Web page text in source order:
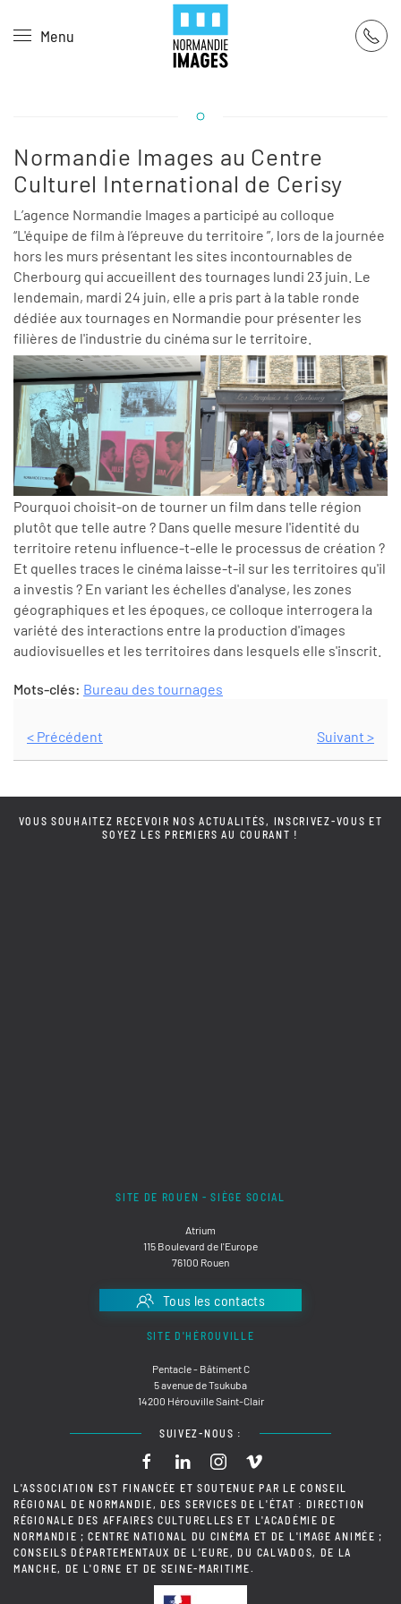
Skip to main content
Menu
Normandie Images au Centre
Culturel International de Cerisy
L’agence Normandie Images a participé au colloque
“L'équipe de film à l’épreuve du territoire ”, lors de la journée
hors les murs présentant les sites incontournables de
Cherbourg qui accueillent des tournages lundi 23 juin. Le
lendemain, mardi 24 juin, elle a pris part à la table ronde
dédiée aux tournages en Normandie pour présenter les
filières de l'industrie du cinéma sur le territoire.
Pourquoi choisit-on de tourner un film dans telle région
plutôt que telle autre ? Dans quelle mesure l'identité du
territoire retenu influence-t-elle le processus de création ?
Et quelles traces le cinéma laisse-t-il sur les territoires qu'il
a investis ? En variant les échelles d'analyse, les zones
géographiques et les époques, ce colloque interrogera la
variété des interactions entre la production d'images
audiovisuelles et les territoires dans lesquels elle s'inscrit.
Mots-clés: Bureau des tournages
< Précédent Suivant >
VOUS SOUHAITEZ RECEVOIR NOS ACTUALITÉS, INSCRIVEZ-VOUS ET
SOYEZ LES PREMIERS AU COURANT !
SITE DE ROUEN - SIÈGE SOCIAL
Atrium
115 Boulevard de l'Europe
76100 Rouen
Tous les contacts
SITE D'HÉROUVILLE
Pentacle - Bâtiment C
5 avenue de Tsukuba
14200 Hérouville Saint-Clair
SUIVEZ-NOUS :
L'ASSOCIATION EST FINANCÉE ET SOUTENUE PAR LE CONSEIL
RÉGIONAL DE NORMANDIE, DES SERVICES DE L'ÉTAT : DIRECTION
RÉGIONALE DES AFFAIRES CULTURELLES ET L'ACADÉMIE DE
NORMANDIE ; CENTRE NATIONAL DU CINÉMA ET DE L'IMAGE ANIMÉE ;
CONSEILS DÉPARTEMENTAUX DE L'EURE, DU CALVADOS, DE LA
MANCHE, DE L'ORNE ET DE SEINE-MARITIME.
Panneau de gestion des cookies